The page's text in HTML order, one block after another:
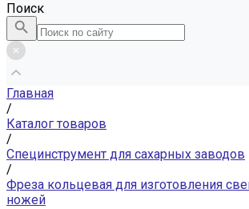
Поиск
Главная
/
Каталог товаров
/
Специнструмент для сахарных заводов
/
Фреза кольцевая для изготовления
ножей